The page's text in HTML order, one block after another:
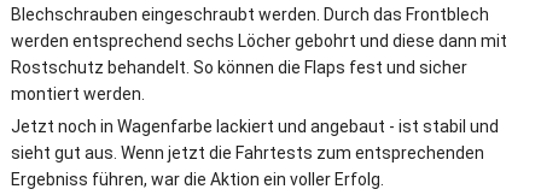
Blechschrauben eingeschraubt werden. Durch das Frontblech
werden entsprechend sechs Löcher gebohrt und diese dann mit
Rostschutz behandelt. So können die Flaps fest und sicher
montiert werden.
Jetzt noch in Wagenfarbe lackiert und angebaut - ist stabil und
sieht gut aus. Wenn jetzt die Fahrtests zum entsprechenden
Ergebniss führen, war die Aktion ein voller Erfolg.